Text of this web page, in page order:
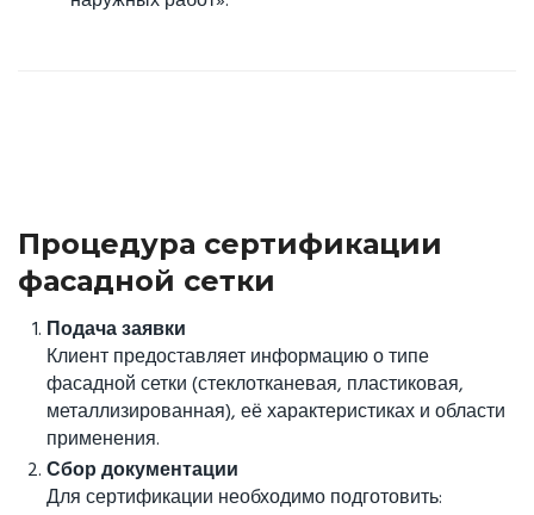
Процедура сертификации
фасадной сетки
Подача заявки
Клиент предоставляет информацию о типе
фасадной сетки (стеклотканевая, пластиковая,
металлизированная), её характеристиках и области
применения.
Сбор документации
Для сертификации необходимо подготовить: